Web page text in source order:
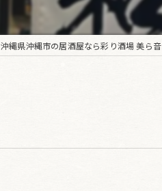
沖縄県沖縄市の居酒屋なら彩り酒場 美ら音